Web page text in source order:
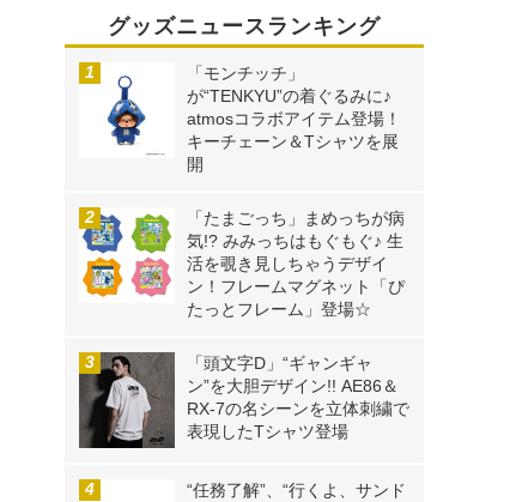
グッズニュースランキング
「モンチッチ」
が“TENKYU”の着ぐるみに♪
atmosコラボアイテム登場！
キーチェーン＆Tシャツを展
開
「たまごっち」まめっちが病
気!? みみっちはもぐもぐ♪ 生
活を覗き見しちゃうデザイ
ン！フレームマグネット「ぴ
たっとフレーム」登場☆
「頭文字D」“ギャンギャ
ン”を大胆デザイン!! AE86＆
RX-7の名シーンを立体刺繍で
表現したTシャツ登場
“任務了解”、“行くよ、サンド